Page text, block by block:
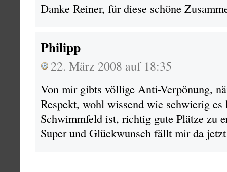
Danke Reiner, für diese schöne
Philipp
22. März 2008 auf 18:35
Von mir gibts völlige Anti-Verpönung,
Respekt, wohl wissend wie schwierig es
Schwimmfeld ist, richtig gute Plätze zu
Super und Glückwunsch fällt mir da